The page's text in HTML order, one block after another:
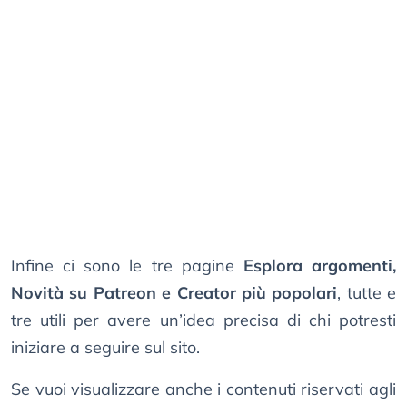
Infine ci sono le tre pagine Esplora argomenti,
Novità su Patreon e Creator più popolari, tutte e
tre utili per avere un’idea precisa di chi potresti
iniziare a seguire sul sito.
Se vuoi visualizzare anche i contenuti riservati agli